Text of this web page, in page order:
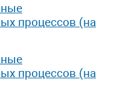
процессов (на
процессов (на